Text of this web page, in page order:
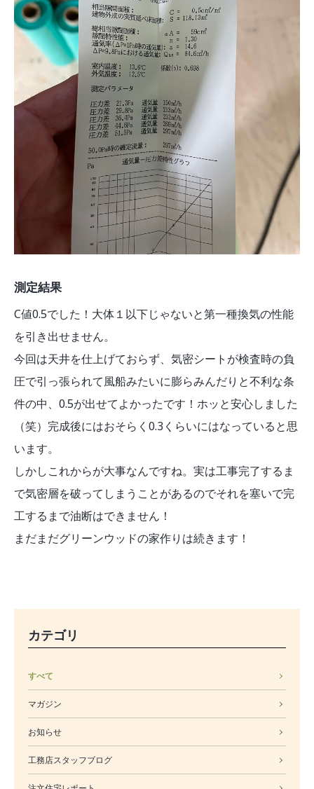
測定結果
C値0.5でした！大体１以下じゃないと第一種換気の性能
を引き出せません。
今回は天井を仕上げておらず、気密シートが検査時の負
圧で引っ張られて風船みたいに膨らみんだりと不利な条
件の中、0.5が出せてよかったです！ホッと安心しました
（笑）完成後にはおそらく0.3くらいにはなっていると思
います。
しかしこれからが大事なんですね。実は工事完了するま
で気密層を破ってしまうことがあるのでそれを塞いで完
工するまで油断はできません！
まだまだグリーンウッドの家作りは続きます！
カテゴリ
すべて
マガジン
お知らせ
工務店スタッフブログ